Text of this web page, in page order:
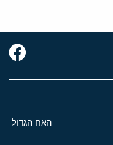
האח הגדול